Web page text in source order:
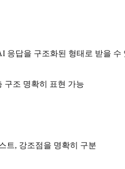
응답을 구조화된 형태로 받을 수
구조 명확히 표현 가능
트, 강조점을 명확히 구분